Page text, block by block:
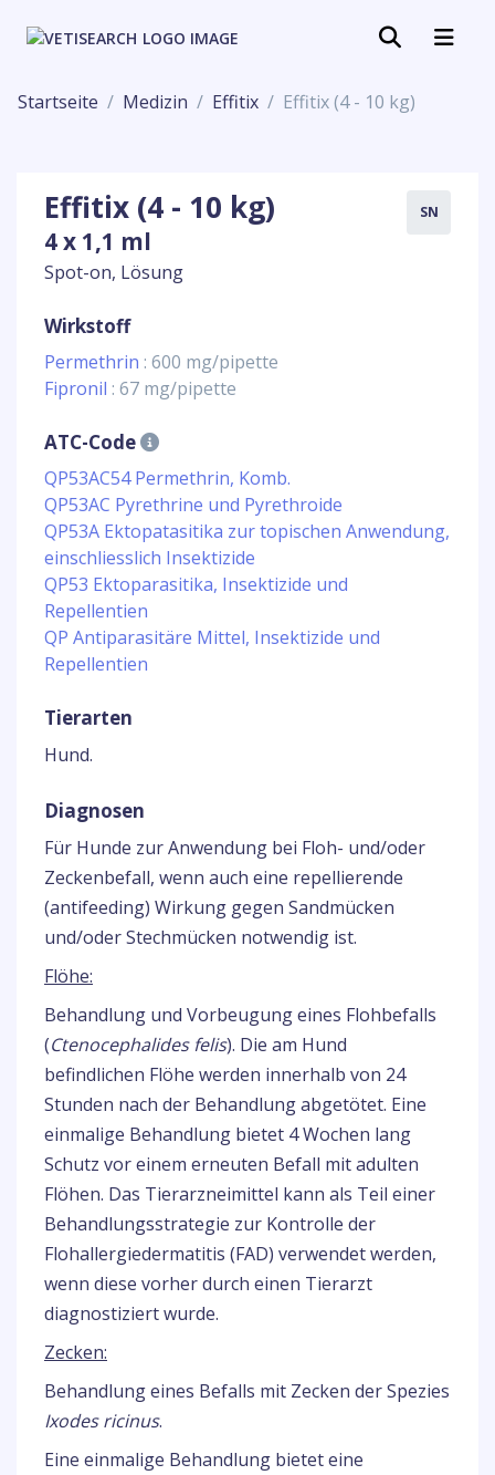
Startseite Medizin Effitix Effitix (4 - 10 kg)
Effitix (4 - 10 kg)
4 x 1,1 ml
Spot-on, Lösung
SN
Wirkstoff
Permethrin : 600 mg/pipette
Fipronil : 67 mg/pipette
ATC-Code
QP53AC54 Permethrin, Komb.
QP53AC Pyrethrine und Pyrethroide
QP53A Ektopatasitika zur topischen Anwendung,
einschliesslich Insektizide
QP53 Ektoparasitika, Insektizide und
Repellentien
QP Antiparasitäre Mittel, Insektizide und
Repellentien
Tierarten
Hund.
Diagnosen
Für Hunde zur Anwendung bei Floh- und/oder
Zeckenbefall, wenn auch eine repellierende
(antifeeding) Wirkung gegen Sandmücken
und/oder Stechmücken notwendig ist.
Flöhe:
Behandlung und Vorbeugung eines Flohbefalls
(Ctenocephalides felis). Die am Hund
befindlichen Flöhe werden innerhalb von 24
Stunden nach der Behandlung abgetötet. Eine
einmalige Behandlung bietet 4 Wochen lang
Schutz vor einem erneuten Befall mit adulten
Flöhen. Das Tierarzneimittel kann als Teil einer
Behandlungsstrategie zur Kontrolle der
Flohallergiedermatitis (FAD) verwendet werden,
wenn diese vorher durch einen Tierarzt
diagnostiziert wurde.
Zecken:
Behandlung eines Befalls mit Zecken der Spezies
Ixodes ricinus.
Eine einmalige Behandlung bietet eine